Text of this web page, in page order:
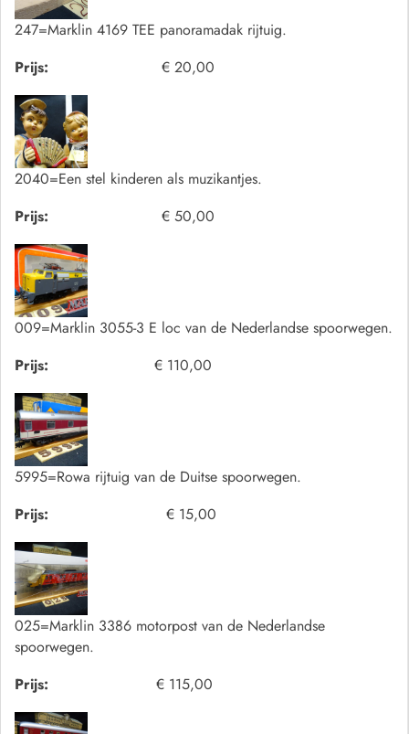
247=Marklin 4169 TEE panoramadak rijtuig.
Prijs:
€ 20,00
2040=Een stel kinderen als muzikantjes.
Prijs:
€ 50,00
009=Marklin 3055-3 E loc van de Nederlandse spoorwegen.
Prijs:
€ 110,00
5995=Rowa rijtuig van de Duitse spoorwegen.
Prijs:
€ 15,00
025=Marklin 3386 motorpost van de Nederlandse
spoorwegen.
Prijs:
€ 115,00